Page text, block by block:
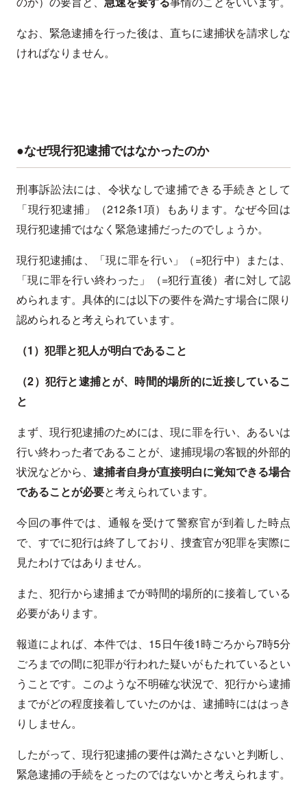
なお、緊急逮捕を行った後は、直ちに逮捕状を請求しな
ければなりません。
●なぜ現行犯逮捕ではなかったのか
刑事訴訟法には、令状なしで逮捕できる手続きとして
「現行犯逮捕」（212条1項）もあります。なぜ今回は
現行犯逮捕ではなく緊急逮捕だったのでしょうか。
現行犯逮捕は、「現に罪を行い」（=犯行中）または、
「現に罪を行い終わった」（=犯行直後）者に対して認
められます。具体的には以下の要件を満たす場合に限り
認められると考えられています。
（1）犯罪と犯人が明白であること
（2）犯行と逮捕とが、時間的場所的に近接しているこ
と
まず、現行犯逮捕のためには、現に罪を行い、あるいは
行い終わった者であることが、逮捕現場の客観的外部的
状況などから、 逮捕者自身が直接明白に覚知できる場合
であることが必要と考えられています。
今回の事件では、通報を受けて警察官が到着した時点
で、すでに犯行は終了しており、捜査官が犯罪を実際に
見たわけではありません。
また、犯行から逮捕までが時間的場所的に接着している
必要があります。
報道によれば、本件では、15日午後1時ごろから7時5分
ごろまでの間に犯罪が行われた疑いがもたれているとい
うことです。このような不明確な状況で、犯行から逮捕
までがどの程度接着していたのかは、逮捕時にははっき
りしません。
したがって、現行犯逮捕の要件は満たさないと判断し、
緊急逮捕の手続をとったのではないかと考えられます。